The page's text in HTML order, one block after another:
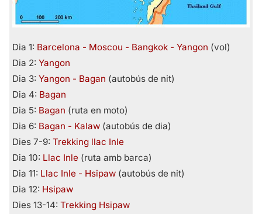
Dia 1: Barcelona - Moscou - Bangkok - Yangon (vol)
Dia 2: Yangon
Dia 3: Yangon - Bagan (autobús de nit)
Dia 4: Bagan
Dia 5: Bagan (ruta en moto)
Dia 6: Bagan - Kalaw (autobús de dia)
Dies 7-9: Trekking llac Inle
Dia 10: Llac Inle (ruta amb barca)
Dia 11: Llac Inle - Hsipaw (autobús de nit)
Dia 12: Hsipaw
Dies 13-14: Trekking Hsipaw